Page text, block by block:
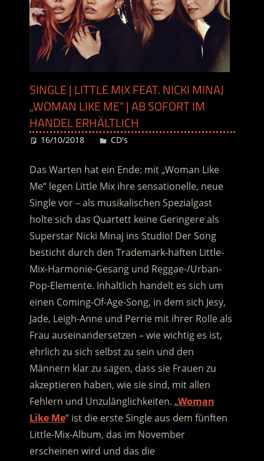
SINGLE | LITTLE MIX FEAT. NICKI MINAJ
„WOMAN LIKE ME“ | AB SOFORT IM
HANDEL ERHÄLTLICH
16/10/2018 Desiree
CD's
Das Warten hat ein Ende: mit „Woman Like
Me“ legen Little Mix ihre sensationelle, neue
Single vor – als musikalischen Spezialgast
holte sich das Quartett keine Geringere als
Superstar Nicki Minaj ins Studio! Der Song
besticht durch den Trademark-haften Little-
Mix-Harmonie-Gesang und Reggae-/Urban-
Pop-Elemente. Inhaltlich handelt es sich um
einen Coming-Of-Age-Song, in dem sich Jesy,
Jade, Leigh-Anne und Perrie mit ihrer Rolle als
Frau auseinandersetzen – wie wichtig es ist,
ehrlich zu sich selbst zu sein und den
Männern klar zu sagen, dass sie Frauen zu
akzeptieren haben, wie sie sind, mit allen
Fehlern und Unzulänglichkeiten. „Woman
Like Me“ ist die erste Single aus dem fünften
Little-Mix-Album, das im November
erscheinen wird und das die